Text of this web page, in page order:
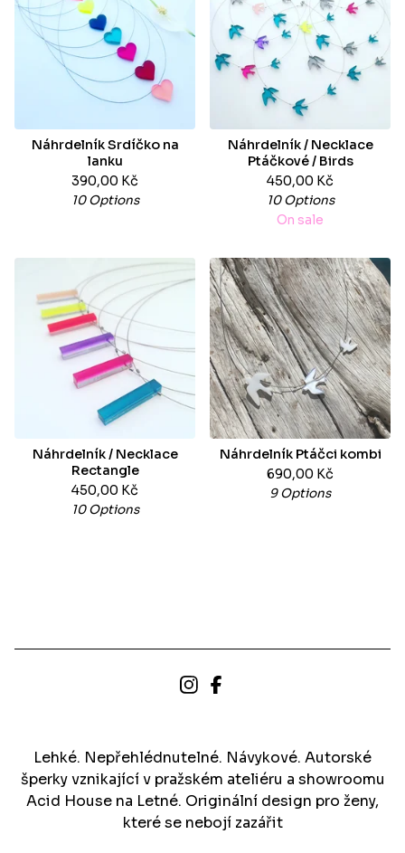
Náhrdelník Srdíčko na
lanku
390,00 Kč
10 Options
Náhrdelník / Necklace
Ptáčkové / Birds
450,00 Kč
10 Options
On sale
Náhrdelník / Necklace
Rectangle
450,00 Kč
10 Options
Náhrdelník Ptáčci kombi
690,00 Kč
9 Options
Lehké. Nepřehlédnutelné. Návykové. Autorské
šperky vznikající v pražském ateliéru a showroomu
Acid House na Letné. Originální design pro ženy,
které se nebojí zazářit